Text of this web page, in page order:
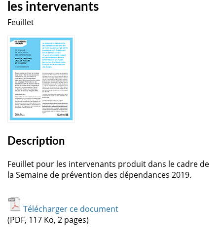
les intervenants
Feuillet
Description
Feuillet pour les intervenants produit dans le cadre de
la Semaine de prévention des dépendances 2019.
Télécharger ce document
(PDF, 117 Ko, 2 pages)